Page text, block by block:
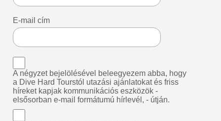
E-mail cím
A négyzet bejelölésével beleegyezem abba, hogy
a Dive Hard Tourstól utazási ajánlatokat és friss
híreket kapjak kommunikációs eszközök -
elsősorban e-mail formátumú hírlevél, - útján.